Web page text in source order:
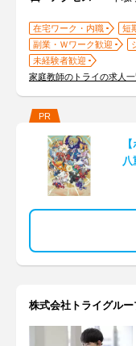
在宅ワーク・内職
短
副業・Ｗワーク歓迎
未経験者歓迎
家庭教師のトライの求人
PR
八
株式会社トライグル